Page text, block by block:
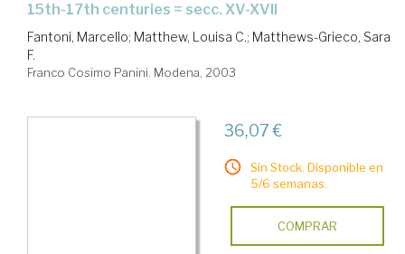
15th-17th centuries = secc. XV-XVII
Fantoni, Marcello; Matthew, Louisa C.; Matthews-Grieco, Sara
F.
Franco Cosimo Panini. Modena, 2003
36,07 €
Sin Stock. Disponible en
5/6 semanas.
COMPRAR